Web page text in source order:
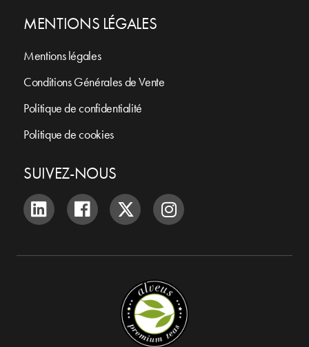
MENTIONS LÉGALES
Mentions légales
Conditions Générales de Vente
Politique de confidentialité
Politique de cookies
SUIVEZ-NOUS